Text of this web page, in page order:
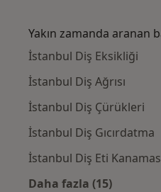
Yakın zamanda aranan
İstanbul Diş Eksikliği
İstanbul Diş Ağrısı
İstanbul Diş Çürükleri
İstanbul Diş Gıcırdatma
İstanbul Diş Eti
Daha fazla (15)